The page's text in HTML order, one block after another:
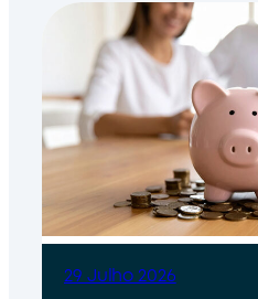
29 Julho 2026